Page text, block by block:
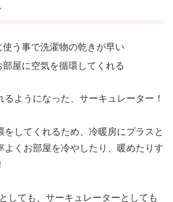
使う事で洗濯物の乾きが早い
屋に空気を循環してくれる
るようになった、サーキュレーター！
をしてくれるため、冷暖房にプラスと
よくお部屋を冷やしたり、暖めたりす
しても、サーキュレーターとしても